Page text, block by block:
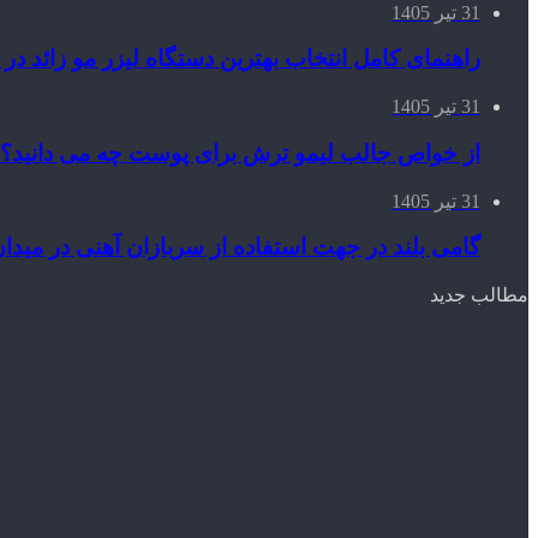
31 تیر 1405
راهنمای کامل انتخاب بهترین دستگاه لیزر مو زائد
31 تیر 1405
از خواص جالب لیمو ترش برای پوست چه می دانید؟
31 تیر 1405
گامی بلند در جهت استفاده از سربازان آهنی در
مطالب جدید